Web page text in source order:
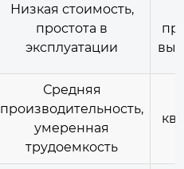
Низкая стоимость,
простота в
эксплуатации
Средняя
производительность,
умеренная
трудоемкость